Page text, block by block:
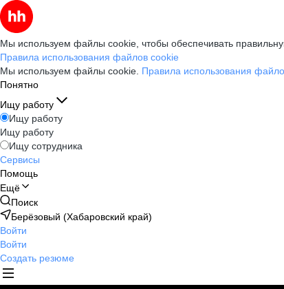
Мы используем файлы cookie, чтобы обеспечивать
Правила использования файлов cookie
Мы используем файлы cookie. Правила использования
Понятно
Ищу работу
Ищу работу
Ищу работу
Ищу сотрудника
Сервисы
Помощь
Ещё
Поиск
Берёзовый (Хабаровский край)
Войти
Войти
Создать резюме